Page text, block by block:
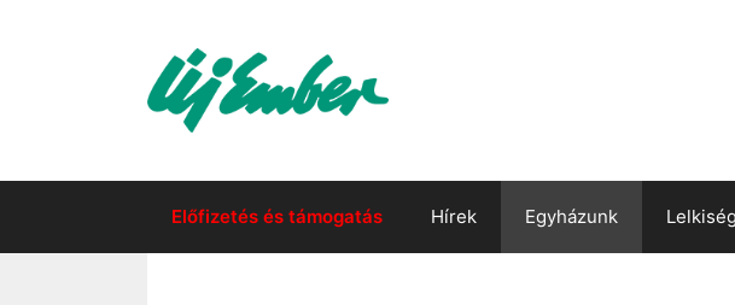
Előfizetés és támogatás Hírek Egyházunk Lelkiség